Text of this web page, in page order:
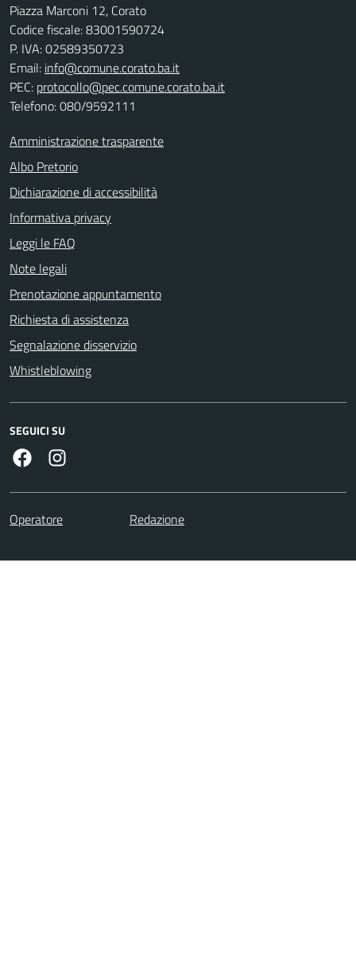
Piazza Marconi 12, Corato
Codice fiscale: 83001590724
P. IVA: 02589350723
Email: info@comune.corato.ba.it
PEC: protocollo@pec.comune.corato.ba.it
Telefono: 080/9592111
Amministrazione trasparente
Albo Pretorio
Dichiarazione di accessibilità
Informativa privacy
Leggi le FAQ
Note legali
Prenotazione appuntamento
Richiesta di assistenza
Segnalazione disservizio
Whistleblowing
SEGUICI SU
Facebook
Operatore Redazione